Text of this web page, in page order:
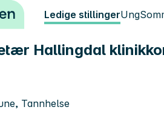
Ledige stillingerUng
Hallingdal
Tannhelse